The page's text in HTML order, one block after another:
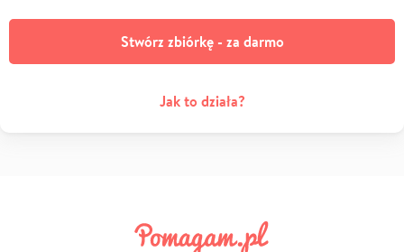
Stwórz zbiórkę - za darmo
Jak to działa?